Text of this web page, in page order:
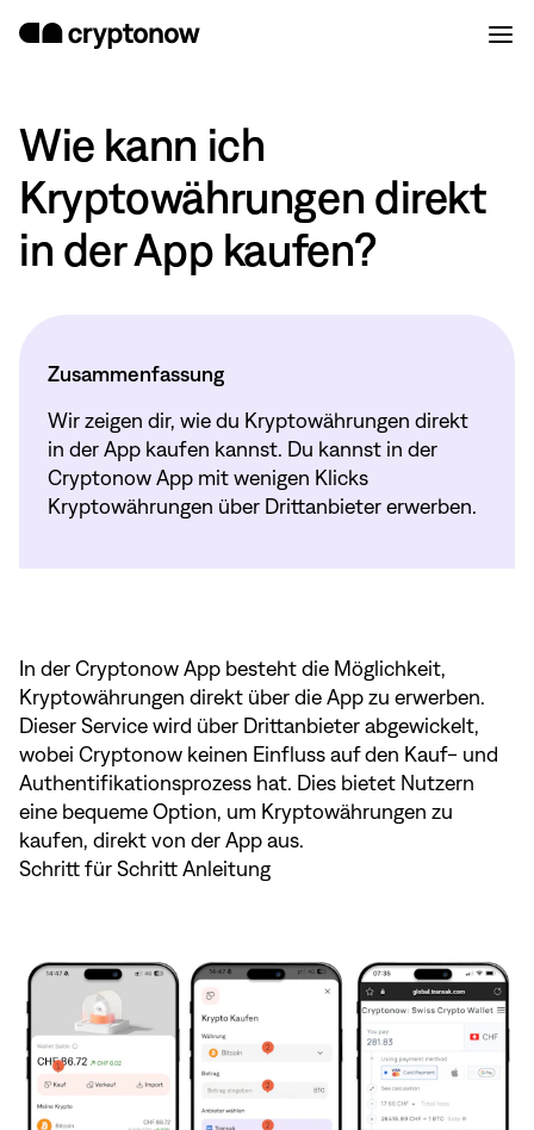
Wie kann ich
Kryptowährungen direkt
in der App kaufen?
Zusammenfassung
Wir zeigen dir, wie du Kryptowährungen direkt
in der App kaufen kannst. Du kannst in der
Cryptonow App mit wenigen Klicks
Kryptowährungen über Drittanbieter erwerben.
In der Cryptonow App besteht die Möglichkeit,
Kryptowährungen direkt über die App zu erwerben.
Dieser Service wird über Drittanbieter abgewickelt,
wobei Cryptonow keinen Einfluss auf den Kauf- und
Authentifikationsprozess hat. Dies bietet Nutzern
eine bequeme Option, um Kryptowährungen zu
kaufen, direkt von der App aus.
Schritt für Schritt Anleitung